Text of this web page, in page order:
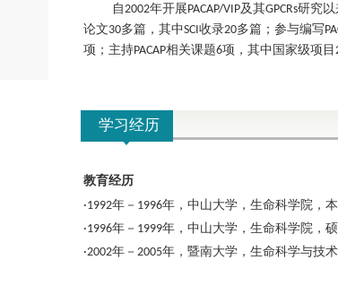
自2002年开展PACAP/VIP及其GPCRs研
论文30多篇，其中SCI收录20多篇；参与编写
项；主持PACAP相关课题6项，其中国家级项目
学习经历
教育经历
·1992年－ 1996年，中山大学，生命科学院，
·1996年－ 1999年，中山大学，生命科学院，
·2002年－ 2005年，暨南大学，生命科学与技